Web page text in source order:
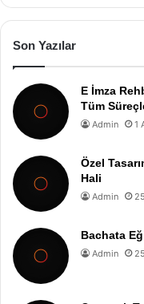
Son Yazılar
E İmza
Tüm
Admin 1
Özel
Hali
Admin
Bachata
Admin